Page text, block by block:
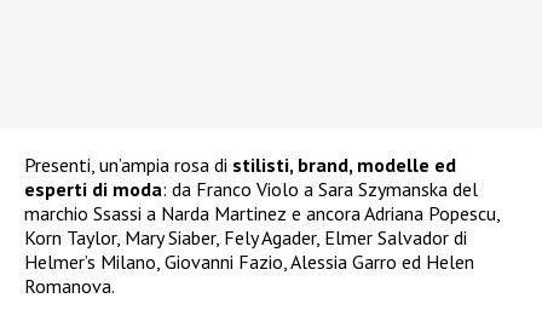
Presenti, un’ampia rosa di stilisti, brand, modelle ed
esperti di moda: da Franco Violo a Sara Szymanska del
marchio Ssassi a Narda Martinez e ancora Adriana Popescu,
Korn Taylor, Mary Siaber, Fely Agader, Elmer Salvador di
Helmer’s Milano, Giovanni Fazio, Alessia Garro ed Helen
Romanova.